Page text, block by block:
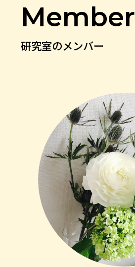
Member
研究室のメンバー